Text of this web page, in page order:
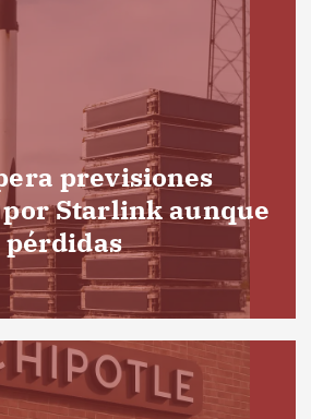
previsiones
Starlink aunque